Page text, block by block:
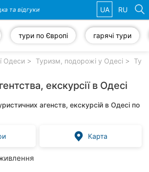
та відгуки UA RU
тури по Європі гарячі тури
Одеси Туризм, подорожі у Одесі
екскурсії в Одесі
агенств, екскурсій в Одесі по
Карта